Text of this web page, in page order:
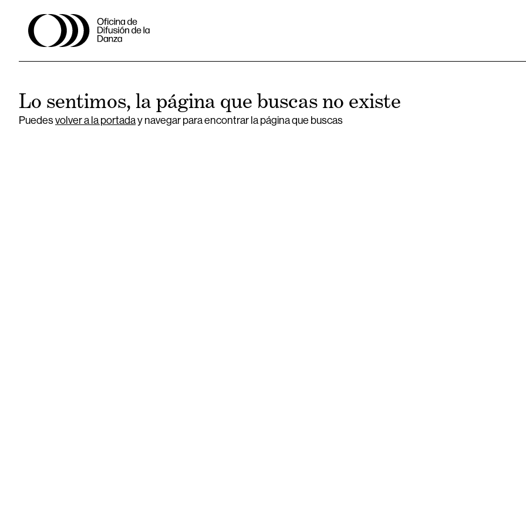
Lo sentimos, la página que buscas no existe
Puedesvolver a la portaday navegar para encontrar la página que buscas